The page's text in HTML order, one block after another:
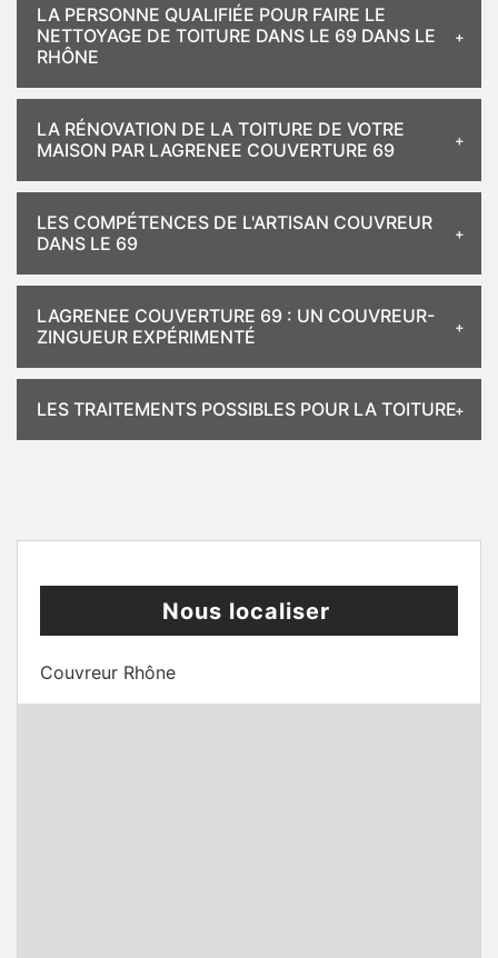
LA PERSONNE QUALIFIÉE POUR FAIRE LE
NETTOYAGE DE TOITURE DANS LE 69 DANS LE
RHÔNE
LA RÉNOVATION DE LA TOITURE DE VOTRE
MAISON PAR LAGRENEE COUVERTURE 69
LES COMPÉTENCES DE L'ARTISAN COUVREUR
DANS LE 69
LAGRENEE COUVERTURE 69 : UN COUVREUR-
ZINGUEUR EXPÉRIMENTÉ
LES TRAITEMENTS POSSIBLES POUR LA TOITURE
Nous localiser
Couvreur Rhône